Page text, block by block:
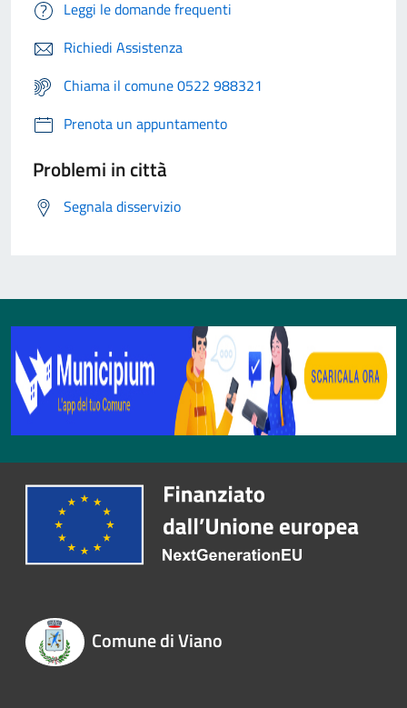
Leggi le domande frequenti
Richiedi Assistenza
Chiama il comune 0522 988321
Prenota un appuntamento
Problemi in città
Segnala disservizio
Comune di Viano